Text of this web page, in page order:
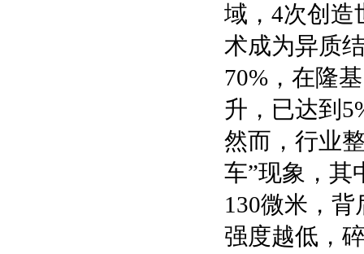
域，4次创造
术成为异质
70%，在隆
升，已达到
然而，行业
车”现象，其
130微米，
强度越低，